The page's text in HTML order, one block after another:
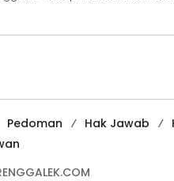
Pedoman Hak Jawab